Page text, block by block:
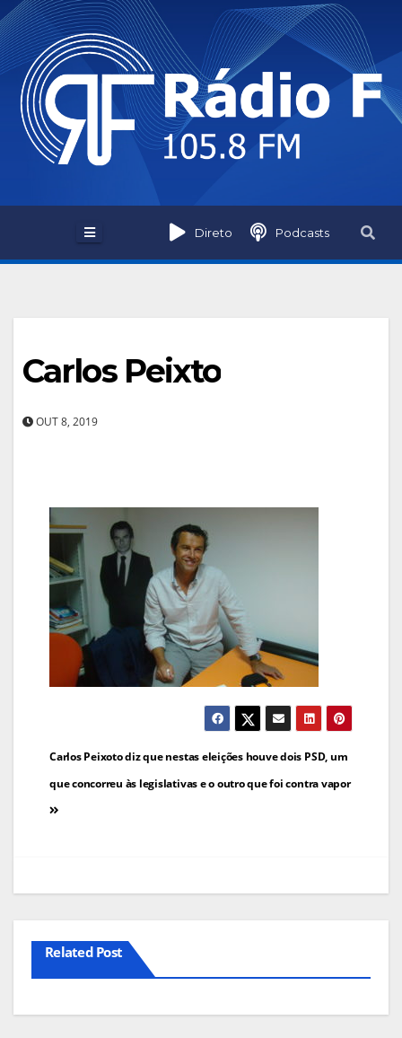
Skip
to
content
Direto Podcasts
Carlos Peixto
OUT 8, 2019
Navegação
de
artigos
Carlos Peixoto diz que nestas eleições houve dois PSD, um
que concorreu às legislativas e o outro que foi contra vapor
Related Post